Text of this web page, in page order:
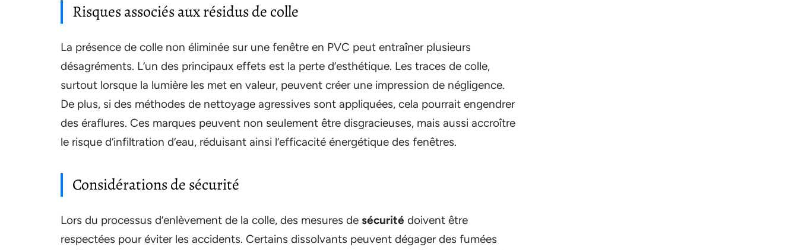
Risques associés aux résidus de colle
La présence de colle non éliminée sur une fenêtre en PVC peut entraîner plusieurs
désagréments. L’un des principaux effets est la perte d’esthétique. Les traces de colle,
surtout lorsque la lumière les met en valeur, peuvent créer une impression de négligence.
De plus, si des méthodes de nettoyage agressives sont appliquées, cela pourrait engendrer
des éraflures. Ces marques peuvent non seulement être disgracieuses, mais aussi accroître
le risque d’infiltration d’eau, réduisant ainsi l’efficacité énergétique des fenêtres.
Considérations de sécurité
Lors du processus d’enlèvement de la colle, des mesures de sécurité doivent être
respectées pour éviter les accidents. Certains dissolvants peuvent dégager des fumées